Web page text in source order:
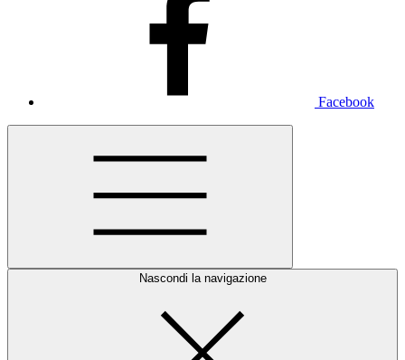
Facebook
Nascondi la navigazione